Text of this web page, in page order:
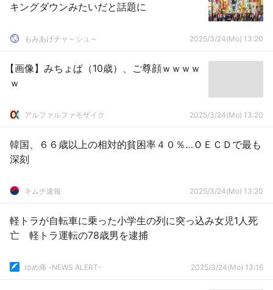
キングダウンみたいだと話題に
もみあげチャ～シュ～ 2025/3/24(Mo) 13:20
【画像】みちょぱ（10歳）、ご尊顔ｗｗｗｗ
ｗ
アルファルファモザイク 2025/3/24(Mo) 13:20
韓国、６６歳以上の相対的貧困率４０％…ＯＥＣＤで最も
深刻
キムチ速報 2025/3/24(Mo) 13:20
軽トラが自転車に乗った小学生の列に突っ込み女児1人死
亡 軽トラ運転の78歳男を逮捕
ゆめ痛 -NEWS ALERT- 2025/3/24(Mo) 13:16